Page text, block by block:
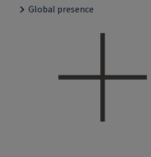
Global presence